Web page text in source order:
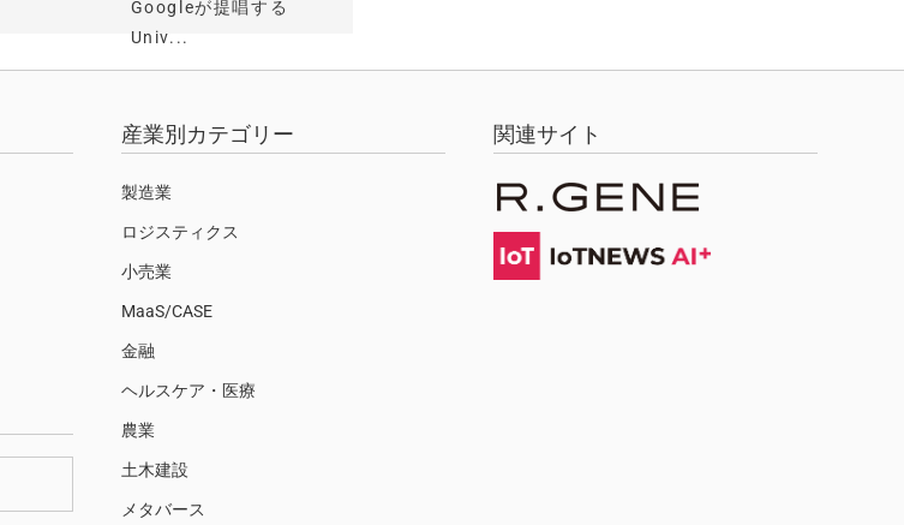
Googleが提唱する
Univ...
産業別カテゴリー
製造業
ロジスティクス
小売業
MaaS/CASE
金融
ヘルスケア・医療
農業
土木建設
メタバース
関連サイト